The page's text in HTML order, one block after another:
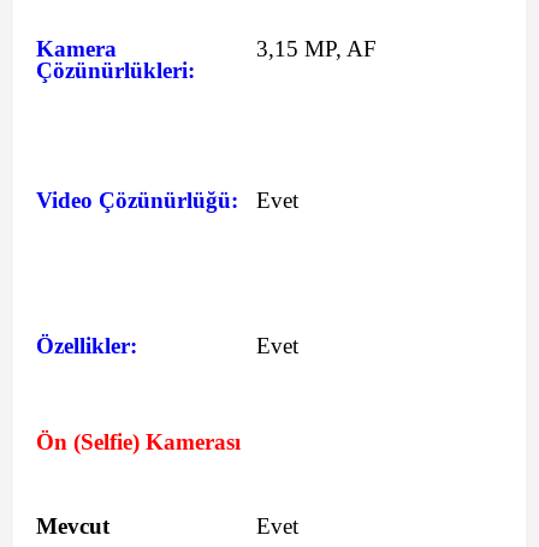
Kamera
Çözünürlükleri:
3,15 MP, AF
Video Çözünürlüğü: Evet
Özellikler: Evet
Ön (Selfie) Kamerası
Mevcut Evet